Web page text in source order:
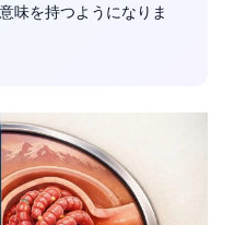
味を持つようになりま